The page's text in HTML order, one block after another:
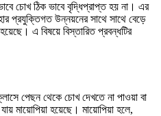
চোখ ঠিক ভাবে বৃদ্ধিপ্রাপ্ত হয় না। এর
প্রযুক্তিগত উন্নয়নের সাথে সাথে বেড়ে
এ বিষয়ে বিস্তারিত প্রবন্ধটির
পেছন থেকে চোখ দেখতে না পাওয়া বা
মায়োপিয়া হয়েছে। মায়োপিয়া হলে,